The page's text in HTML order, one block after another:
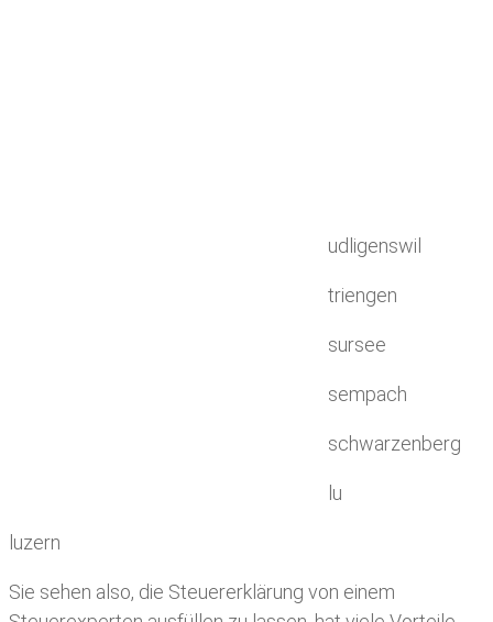
udligenswil
triengen
sursee
sempach
schwarzenberg
lu
luzern
Sie sehen also, die Steuererklärung von einem